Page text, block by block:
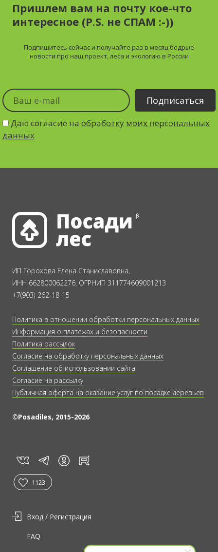
Пришлем вам на почту кое-что
интересное (P.S. не СПАМ :-))
Подпишитесь сейчас и получайте раз в месяц бодрые
новости про наш проект, леса и экологию в России
Даю согласие на обработку моих персональных
данных
ИП Горохова Елена Станиславовна,
ИНН 662800062276, ОГРНИП 311774609001213
+7(903)-262-18-15
Политика в отношении обработки персональных данных
Информация о платежах и безопасности
Политика рассылок
Согласие на обработку персональных данных
Соглашение об использовании сайта
Согласие на рассылку
Публичная оферта на оказание услуг по посадке деревьев
©Posadiles, 2015-2026
vk tg in rt
1123
Вход / Регистрация
FAQ